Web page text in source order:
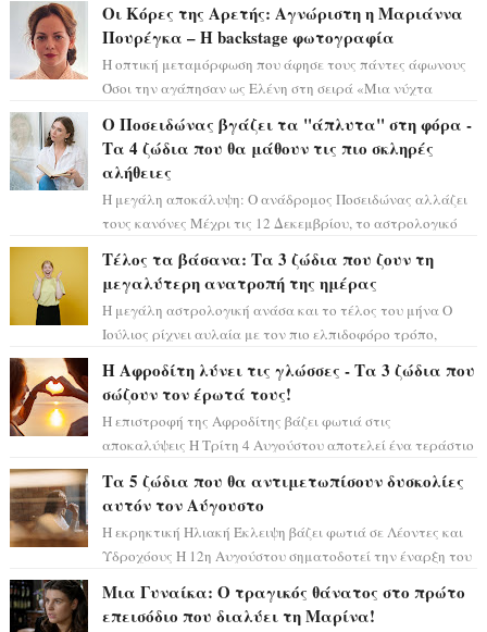
Οι Κόρες της Αρετής: Αγνώριστη η Μαριάννα
Πουρέγκα – H backstage φωτογραφία
Η οπτική μεταμόρφωση που άφησε τους πάντες άφωνους
Όσοι την αγάπησαν ως Ελένη στη σειρά «Μια νύχτα
Ο Ποσειδώνας βγάζει τα "άπλυτα" στη φόρα -
Τα 4 ζώδια που θα μάθουν τις πιο σκληρές
αλήθειες
Η μεγάλη αποκάλυψη: Ο ανάδρομος Ποσειδώνας αλλάζει
τους κανόνες Μέχρι τις 12 Δεκεμβρίου, το αστρολογικό
Τέλος τα βάσανα: Τα 3 ζώδια που ζουν τη
μεγαλύτερη ανατροπή της ημέρας
Η μεγάλη αστρολογική ανάσα και το τέλος του μήνα Ο
Ιούλιος ρίχνει αυλαία με τον πιο ελπιδοφόρο τρόπο,
Η Αφροδίτη λύνει τις γλώσσες - Τα 3 ζώδια που
σώζουν τον έρωτά τους!
Η επιστροφή της Αφροδίτης βάζει φωτιά στις
αποκαλύψεις Η Τρίτη 4 Αυγούστου αποτελεί ένα τεράστιο
Τα 5 ζώδια που θα αντιμετωπίσουν δυσκολίες
αυτόν τον Αύγουστο
Η εκρηκτική Ηλιακή Έκλειψη βάζει φωτιά σε Λέοντες και
Υδροχόους Η 12η Αυγούστου σηματοδοτεί την έναρξη του
Μια Γυναίκα: Ο τραγικός θάνατος στο πρώτο
επεισόδιο που διαλύει τη Μαρίνα!